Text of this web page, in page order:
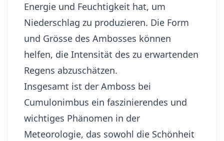
Energie und Feuchtigkeit hat, um
Niederschlag zu produzieren. Die Form
und Grösse des Ambosses können
helfen, die Intensität des zu erwartenden
Regens abzuschätzen.
Insgesamt ist der Amboss bei
Cumulonimbus ein faszinierendes und
wichtiges Phänomen in der
Meteorologie, das sowohl die Schönheit